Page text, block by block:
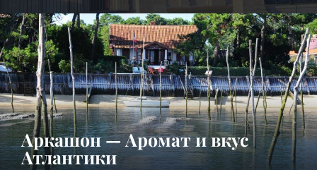
Аркашон — Аромат и вкус
Атлантики